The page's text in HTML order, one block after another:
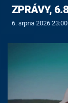
ZPRÁVY,
6. srpna 2026 23:00